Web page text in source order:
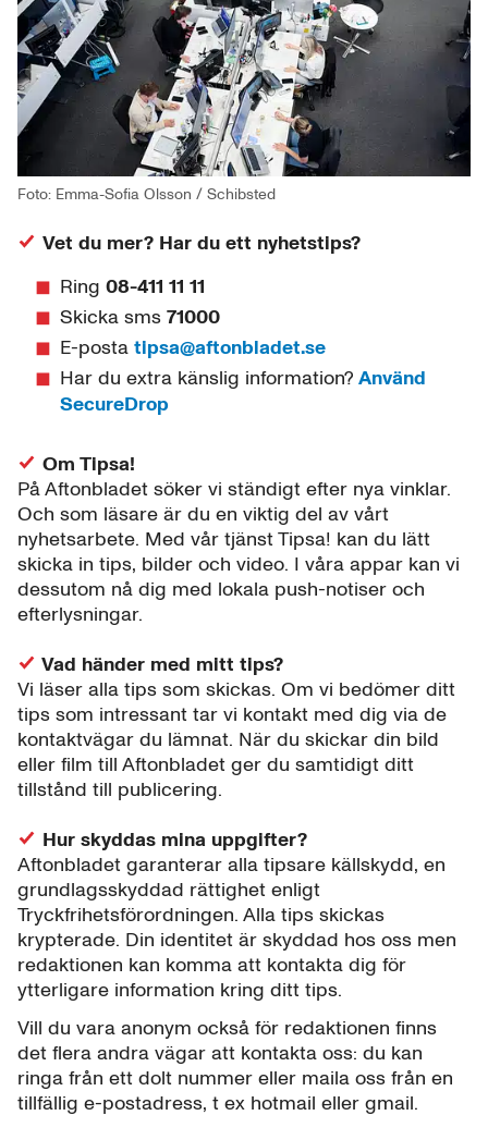
Foto: Emma-Sofia Olsson / Schibsted
Vet du mer? Har du ett nyhetstips?
Ring 08-411 11 11
Skicka sms 71000
E-posta tipsa@aftonbladet.se
Har du extra känslig information? Använd
SecureDrop
Om Tipsa!
På Aftonbladet söker vi ständigt efter nya vinklar.
Och som läsare är du en viktig del av vårt
nyhetsarbete. Med vår tjänst Tipsa! kan du lätt
skicka in tips, bilder och video. I våra appar kan vi
dessutom nå dig med lokala push-notiser och
efterlysningar.
Vad händer med mitt tips?
Vi läser alla tips som skickas. Om vi bedömer ditt
tips som intressant tar vi kontakt med dig via de
kontaktvägar du lämnat. När du skickar din bild
eller film till Aftonbladet ger du samtidigt ditt
tillstånd till publicering.
Hur skyddas mina uppgifter?
Aftonbladet garanterar alla tipsare källskydd, en
grundlagsskyddad rättighet enligt
Tryckfrihetsförordningen. Alla tips skickas
krypterade. Din identitet är skyddad hos oss men
redaktionen kan komma att kontakta dig för
ytterligare information kring ditt tips.
Vill du vara anonym också för redaktionen finns
det flera andra vägar att kontakta oss: du kan
ringa från ett dolt nummer eller maila oss från en
tillfällig e-postadress, t ex hotmail eller gmail.